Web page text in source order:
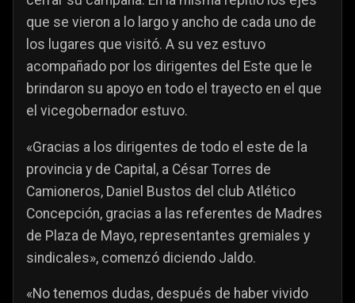
que se vieron a lo largo y ancho de cada uno de
los lugares que visitó. A su vez estuvo
acompañado por los dirigentes del Este que le
brindaron su apoyo en todo el trayecto en el que
el vicegobernador estuvo.
«Gracias a los dirigentes de todo el este de la
provincia y de Capital, a César Torres de
Camioneros, Daniel Bustos del club Atlético
Concepción, gracias a las referentes de Madres
de Plaza de Mayo, representantes gremiales y
sindicales», comenzó diciendo Jaldo.
«No tenemos dudas, después de haber vivido